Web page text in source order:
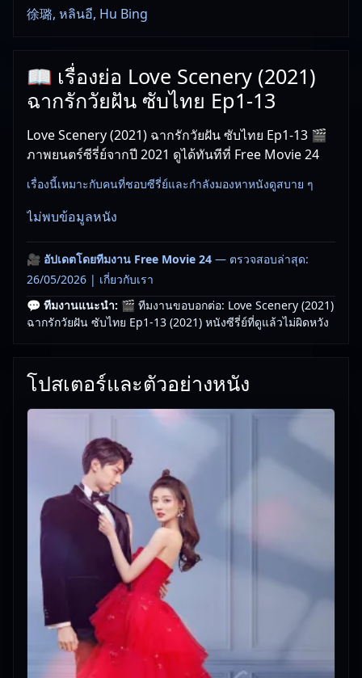
徐璐, หลินอี, Hu Bing
📖 เรื่องย่อ Love Scenery (2021)
ฉากรักวัยฝัน ซับไทย Ep1-13
Love Scenery (2021) ฉากรักวัยฝัน ซับไทย Ep1-13 🎬
ภาพยนตร์ซีรี่ย์จากปี 2021 ดูได้ทันทีที่ Free Movie 24
เรื่องนี้เหมาะกับคนที่ชอบซีรี่ย์และกำลังมองหาหนังดูสบาย ๆ
ไม่พบข้อมูลหนัง
🎥 อัปเดตโดยทีมงาน Free Movie 24 — ตรวจสอบล่าสุด:
26/05/2026 | เกี่ยวกับเรา
💬 ทีมงานแนะนำ: 🎬 ทีมงานขอบอกต่อ: Love Scenery (2021)
ฉากรักวัยฝัน ซับไทย Ep1-13 (2021) หนังซีรี่ย์ที่ดูแล้วไม่ผิดหวัง
โปสเตอร์และตัวอย่างหนัง